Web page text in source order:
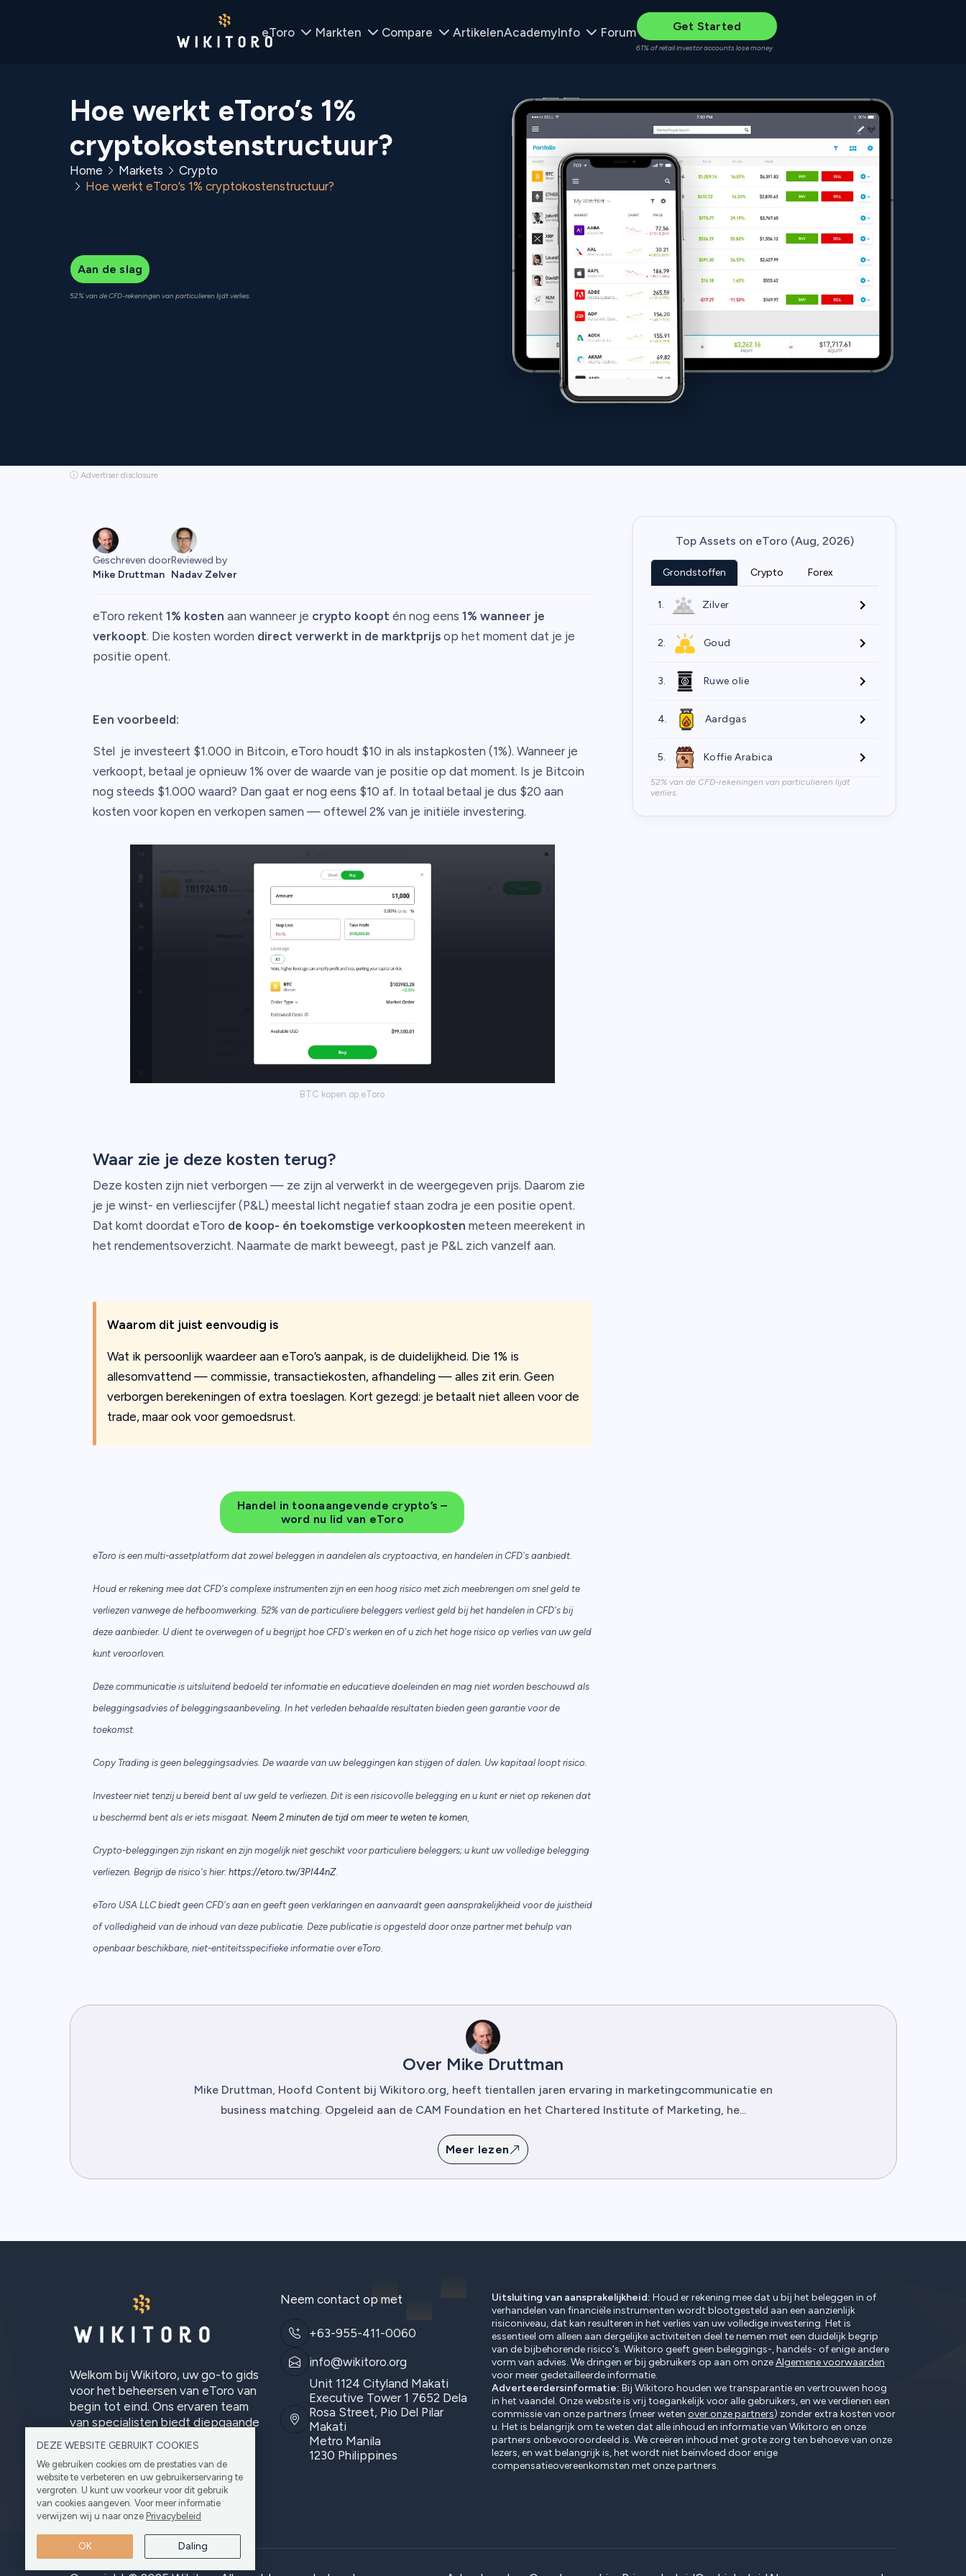
eToro Markten Compare ArtikelenAcademyInfo Forum Get Started
61% of retail investor accounts lose money
Hoe werkt eToro’s 1%
cryptokostenstructuur?
Home Markets
Crypto
Hoe werkt eToro’s 1% cryptokostenstructuur?
Aan de slag
52% van de CFD-rekeningen van particulieren lijdt verlies.
ⓘ Advertiser disclosure
Geschreven door
Mike Druttman
Reviewed by
Nadav Zelver
eToro rekent 1% kosten aan wanneer je crypto koopt én nog eens 1% wanneer je
verkoopt. Die kosten worden direct verwerkt in de marktprijsop het moment dat je je
positie opent.
Een voorbeeld:
Stel je investeert $1.000 in Bitcoin, eToro houdt $10 in als instapkosten (1%). Wanneer je
verkoopt, betaal je opnieuw 1% over de waarde van je positie op dat moment. Is je Bitcoin
nog steeds $1.000 waard? Dan gaat er nog eens $10 af. In totaal betaal je dus $20 aan
kosten voor kopen en verkopen samen — oftewel 2% van je initiële investering.
BTC kopen op eToro
Waar zie je deze kosten terug?
Deze kosten zijn niet verborgen — ze zijn al verwerkt in de weergegeven prijs. Daarom zie
je je winst- en verliescijfer (P&L) meestal licht negatief staan zodra je een positie opent.
Dat komt doordat eToro de koop- én toekomstige verkoopkosten meteen meerekent in
het rendementsoverzicht. Naarmate de markt beweegt, past je P&L zich vanzelf aan.
Waarom dit juist eenvoudig is
Wat ik persoonlijk waardeer aan eToro’s aanpak, is de duidelijkheid. Die 1% is
allesomvattend — commissie, transactiekosten, afhandeling — alles zit erin. Geen
verborgen berekeningen of extra toeslagen. Kort gezegd: je betaalt niet alleen voor de
trade, maar ook voor gemoedsrust.
Handel in toonaangevende crypto’s –
word nu lid van eToro
eToro is een multi-assetplatform dat zowel beleggen in aandelen als cryptoactiva, en handelen in CFD's aanbiedt.
Houd er rekening mee dat CFD's complexe instrumenten zijn en een hoog risico met zich meebrengen om snel geld te
verliezen vanwege de hefboomwerking. 52% van de particuliere beleggers verliest geld bij het handelen in CFD's bij
deze aanbieder. U dient te overwegen of u begrijpt hoe CFD's werken en of u zich het hoge risico op verlies van uw geld
kunt veroorloven.
Deze communicatie is uitsluitend bedoeld ter informatie en educatieve doeleinden en mag niet worden beschouwd als
beleggingsadvies of beleggingsaanbeveling. In het verleden behaalde resultaten bieden geen garantie voor de
toekomst.
Copy Trading is geen beleggingsadvies. De waarde van uw beleggingen kan stijgen of dalen. Uw kapitaal loopt risico.
Investeer niet tenzij u bereid bent al uw geld te verliezen. Dit is een risicovolle belegging en u kunt er niet op rekenen dat
u beschermd bent als er iets misgaat. Neem 2 minuten de tijd om meer te weten te komen.
Crypto-beleggingen zijn riskant en zijn mogelijk niet geschikt voor particuliere beleggers; u kunt uw volledige belegging
verliezen. Begrijp de risico's hier: https://etoro.tw/3PI44nZ.
eToro USA LLC biedt geen CFD's aan en geeft geen verklaringen en aanvaardt geen aansprakelijkheid voor de juistheid
of volledigheid van de inhoud van deze publicatie. Deze publicatie is opgesteld door onze partner met behulp van
openbaar beschikbare, niet-entiteitsspecifieke informatie over eToro.
Top Assets on eToro (Aug, 2026)
Grondstoffen Crypto Forex
1. Zilver
2. Goud
3. Ruwe olie
4. Aardgas
5. Koffie Arabica
52% van de CFD-rekeningen van particulieren lijdt
verlies.
Over Mike Druttman
Mike Druttman, Hoofd Content bij Wikitoro.org, heeft tientallen jaren ervaring in marketingcommunicatie en
business matching. Opgeleid aan de CAM Foundation en het Chartered Institute of Marketing, he...
Meer lezen
DEZE WEBSITE GEBRUIKT COOKIES
We gebruiken cookies om de prestaties van de
website te verbeteren en uw gebruikerservaring te
vergroten. U kunt uw voorkeur voor dit gebruik
van cookies aangeven. Voor meer informatie
verwijzen wij u naar onze Privacybeleid
OK Daling
Welkom bij Wikitoro, uw go-to gids
voor het beheersen van eToro van
begin tot eind. Ons ervaren team
van specialisten biedt diepgaande
analyses.
Neem contact op met
+63-955-411-0060
info@wikitoro.org
Unit 1124 Cityland Makati
Executive Tower 1 7652 Dela
Rosa Street, Pio Del Pilar
Makati
Metro Manila
1230 Philippines
Uitsluiting van aansprakelijkheid: Houd er rekening mee dat u bij het beleggen in of
verhandelen van financiële instrumenten wordt blootgesteld aan een aanzienlijk
risiconiveau, dat kan resulteren in het verlies van uw volledige investering. Het is
essentieel om alleen aan dergelijke activiteiten deel te nemen met een duidelijk begrip
van de bijbehorende risico's. Wikitoro geeft geen beleggings-, handels- of enige andere
vorm van advies. We dringen er bij gebruikers op aan om onzeAlgemene voorwaarden
voor meer gedetailleerde informatie.
Adverteerdersinformatie: Bij Wikitoro houden we transparantie en vertrouwen hoog
in het vaandel. Onze website is vrij toegankelijk voor alle gebruikers, en we verdienen een
commissie van onze partners (meer weten over onze partners) zonder extra kosten voor
u. Het is belangrijk om te weten dat alle inhoud en informatie van Wikitoro en onze
partners onbevooroordeeld is. We creëren inhoud met grote zorg ten behoeve van onze
lezers, en wat belangrijk is, het wordt niet beïnvloed door enige
compensatieovereenkomsten met onze partners.